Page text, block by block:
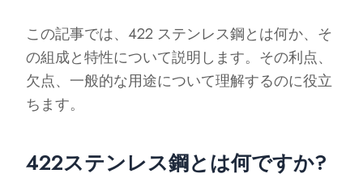
この記事では、422 ステンレス鋼とは何か、そ
の組成と特性について説明します。その利点、
欠点、一般的な用途について理解するのに役立
ちます。
422ステンレス鋼とは何ですか?